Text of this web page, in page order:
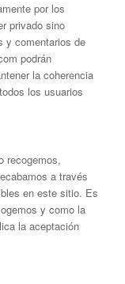
por los
privado sino
y comentarios de
podrán
la coherencia
los usuarios
recogemos,
a través
en este sitio. Es
y como la
la aceptación